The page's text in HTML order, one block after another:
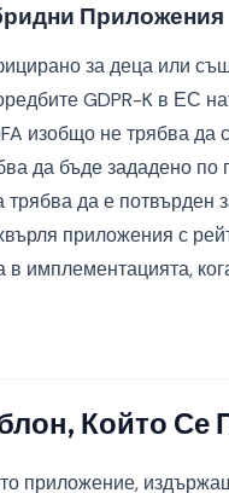
Приложения
за деца или
GDPR-K в ЕС
изобщо не трябва да
да бъде зададено по
да е потвърден
приложения с
в имплементацията,
Който Се
приложение,